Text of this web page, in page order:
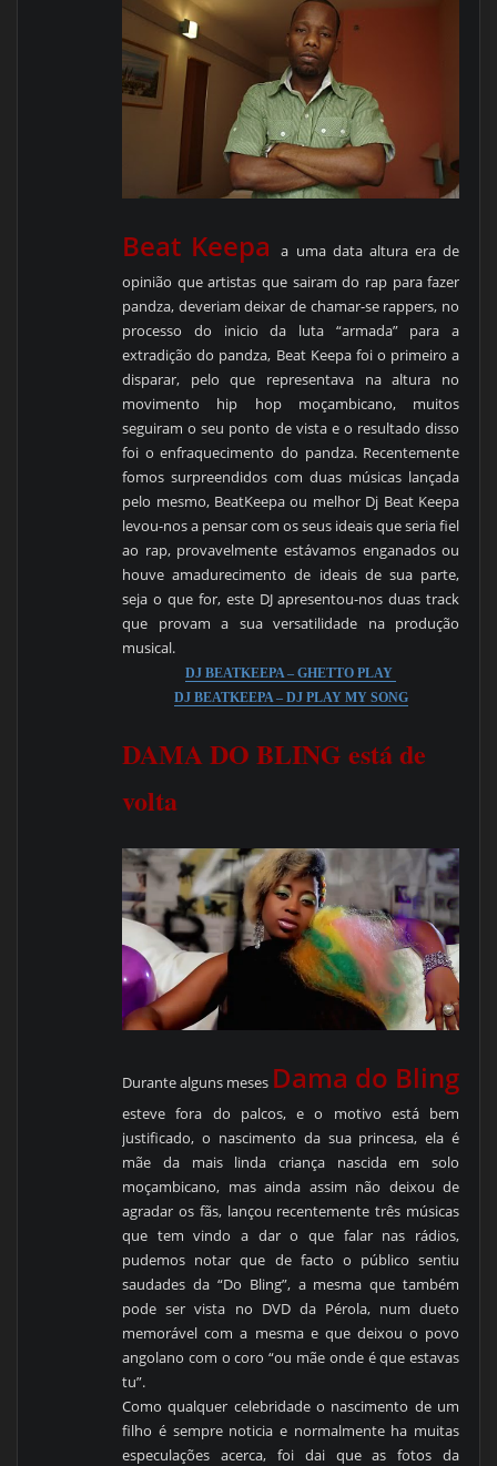
Beat Keepaa uma data altura era de
opinião que artistas que sairam do rap para fazer
pandza, deveriam deixar de chamar-se rappers, no
processo do inicio da luta “armada” para a
extradição do pandza, Beat Keepa foi o primeiro a
disparar, pelo que representava na altura no
movimento hip hop moçambicano, muitos
seguiram o seu ponto de vista e o resultado disso
foi o enfraquecimento do pandza. Recentemente
fomos surpreendidos com duas músicas lançada
pelo mesmo, BeatKeepa ou melhor Dj Beat Keepa
levou-nos a pensar com os seus ideais que seria fiel
ao rap, provavelmente estávamos enganados ou
houve amadurecimento de ideais de sua parte,
seja o que for, este DJ apresentou-nos duas track
que provam a sua versatilidade na produção
musical.
DJ BEATKEEPA – GHETTO PLAY
DJ BEATKEEPA – DJ PLAY MY SONG
DAMA DO BLING está de
volta
Durante alguns meses Dama do Bling
esteve fora do palcos, e o motivo está bem
justificado, o nascimento da sua princesa, ela é
mãe da mais linda criança nascida em solo
moçambicano, mas ainda assim não deixou de
agradar os fãs, lançou recentemente três músicas
que tem vindo a dar o que falar nas rádios,
pudemos notar que de facto o público sentiu
saudades da “Do Bling”, a mesma que também
pode ser vista no DVD da Pérola, num dueto
memorável com a mesma e que deixou o povo
angolano com o coro “ou mãe onde é que estavas
tu”.
Como qualquer celebridade o nascimento de um
filho é sempre noticia e normalmente ha muitas
especulações acerca, foi dai que as fotos da